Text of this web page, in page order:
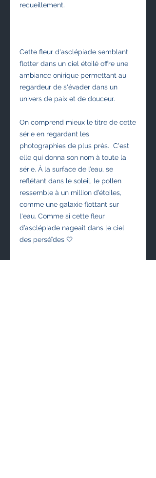
recueillement.
Cette fleur d'asclépiade semblant
flotter dans un ciel étoilé offre une
ambiance onirique permettant au
regardeur de s'évader dans un
univers de paix et de douceur.
On comprend mieux le titre de cette
série en regardant les
photographies de plus près.  C'est
elle qui donna son nom à toute la
série. À la surface de l’eau, se
reflétant dans le soleil, le pollen
ressemble à un million d’étoiles,
comme une galaxie flottant sur
l'eau. Comme si cette fleur
d’asclépiade nageait dans le ciel
des perséïdes 🤍